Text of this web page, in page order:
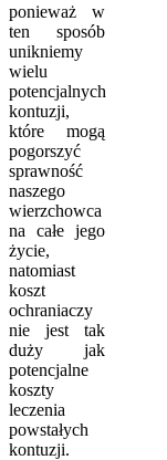
ponieważ w
ten sposób
unikniemy
wielu
potencjalnych
kontuzji,
które mogą
pogorszyć
sprawność
naszego
wierzchowca
na całe jego
życie,
natomiast
koszt
ochraniaczy
nie jest tak
duży jak
potencjalne
koszty
leczenia
powstałych
kontuzji.